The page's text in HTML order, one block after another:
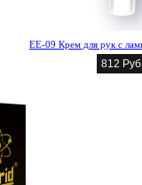
EE-09 Крем для рук с
812 Руб